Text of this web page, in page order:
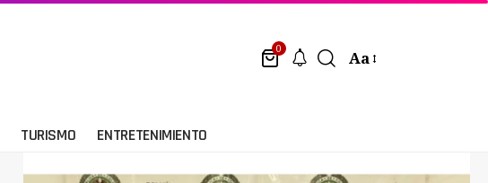
0 Aa
TURISMO ENTRETENIMIENTO